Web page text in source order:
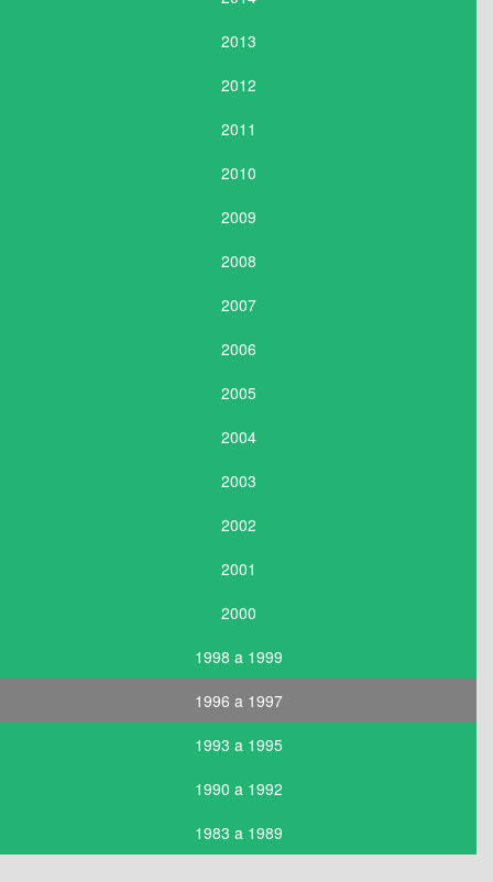
2013
2012
2011
2010
2009
2008
2007
2006
2005
2004
2003
2002
2001
2000
1998 a 1999
1996 a 1997
1993 a 1995
1990 a 1992
1983 a 1989